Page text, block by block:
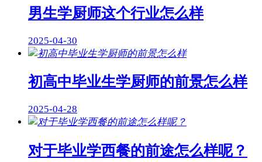
男生学厨师这个行业怎么样
2025-04-30
初高中毕业生学厨师的前景怎么样
2025-04-28
对于毕业学西餐的前途怎么样呢？